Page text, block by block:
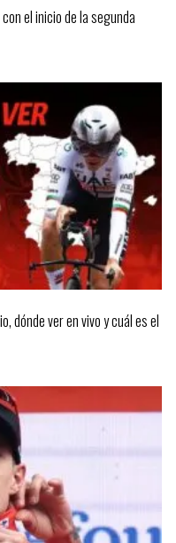
el inicio de la segunda
dónde ver en vivo y cuál es el